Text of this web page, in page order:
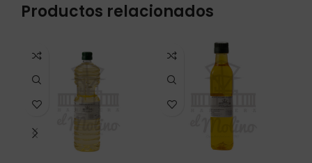
Productos relacionados